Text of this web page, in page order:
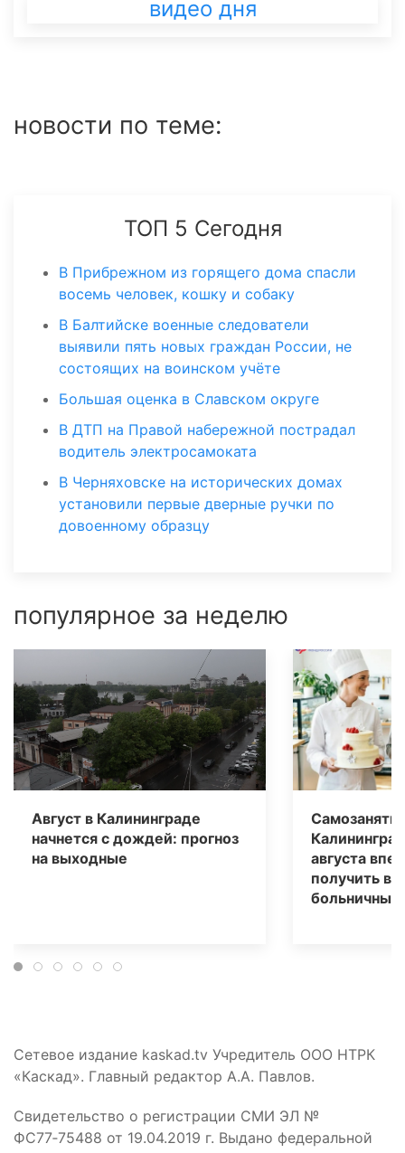
видео дня
новости по теме:
ТОП 5 Сегодня
В Прибрежном из горящего дома спасли
восемь человек, кошку и собаку
В Балтийске военные следователи
выявили пять новых граждан России, не
состоящих на воинском учёте
Большая оценка в Славском округе
В ДТП на Правой набережной пострадал
водитель электросамоката
В Черняховске на исторических домах
установили первые дверные ручки по
довоенному образцу
популярное за неделю
Август в Калининграде
начнется с дождей: прогноз
на выходные
августа
получить
больничным
Сетевое издание kaskad.tv Учредитель ООО НТРК
«Каскад». Главный редактор А.А. Павлов.
Свидетельство о регистрации СМИ ЭЛ №
ФС77‑75488 от 19.04.2019 г. Выдано федеральной